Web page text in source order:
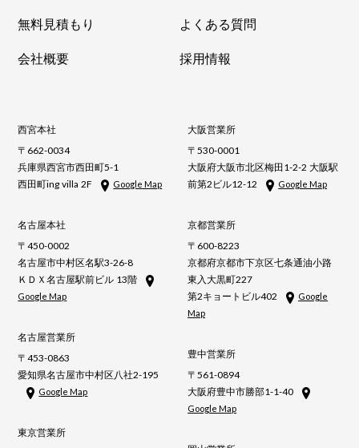
無料見積もり
よくある質問
会社概要
採用情報
西宮本社
〒662-0034
兵庫県西宮市西田町5-1
西田町ing villa 2F
Google Map
名古屋本社
〒450-0002
名古屋市中村区名駅3-26-8
ＫＤＸ名古屋駅前ビル 13階
Google Map
名古屋営業所
〒453-0863
愛知県名古屋市中村区八社2-195
Google Map
東京営業所
大阪営業所
〒530-0001
大阪府大阪市北区梅田1-2-2 大阪駅
前第2ビル12-12
Google Map
京都営業所
〒600-8223
京都府京都市下京区七条通油小路
東入大黒町227
第2キョートビル402
Google
Map
豊中営業所
〒561-0894
大阪府豊中市勝部1-1-40
Google Map